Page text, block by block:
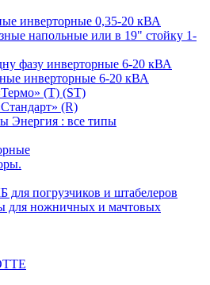
инверторные 0,35-20 кВА
напольные или в 19" стойку 1-
фазу инверторные 6-20 кВА
инверторные 6-20 кВА
(T) (ST)
(R)
Энергия : все типы
погрузчиков и штабелеров
для ножничных и мачтовых